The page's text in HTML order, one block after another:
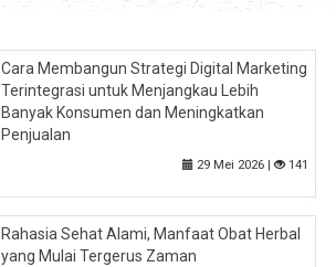
Cara Membangun Strategi Digital Marketing
Terintegrasi untuk Menjangkau Lebih
Banyak Konsumen dan Meningkatkan
Penjualan
29 Mei 2026 | 141
Rahasia Sehat Alami, Manfaat Obat Herbal
yang Mulai Tergerus Zaman